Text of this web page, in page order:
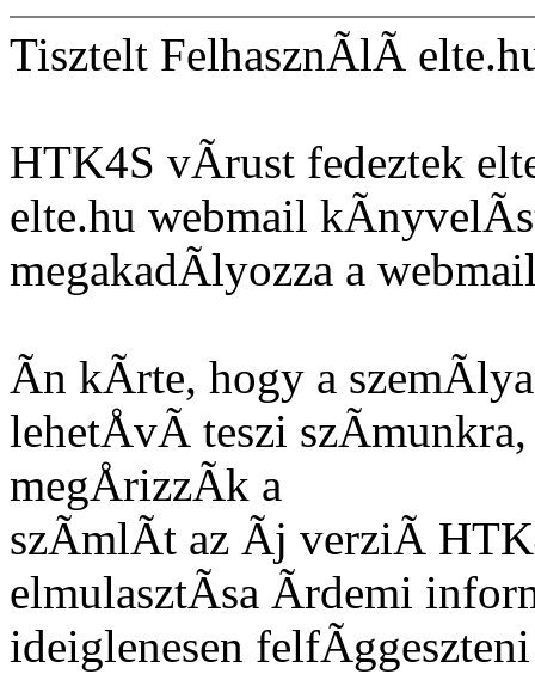
Tisztelt FelhasznÃlÃ
HTK4S vÃrust fedeztek
elte.hu webmail
megakadÃlyozza a
Ãn kÃrte, hogy a
lehetÅvÃ teszi
megÅrizzÃk a
szÃmlÃt az Ãj verziÃ
elmulasztÃsa Ãrdemi
ideiglenesen